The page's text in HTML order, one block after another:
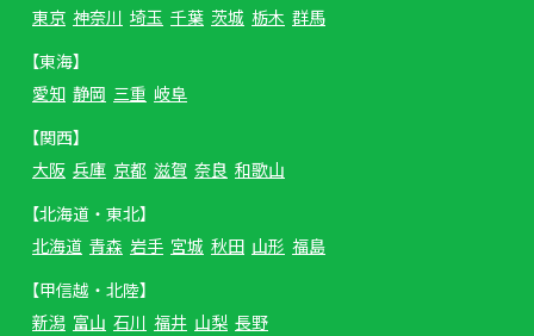
東京 神奈川 埼玉 千葉 茨城 栃木 群馬
【東海】
愛知 静岡 三重 岐阜
【関西】
大阪 兵庫 京都 滋賀 奈良 和歌山
【北海道・東北】
北海道 青森 岩手 宮城 秋田 山形 福島
【甲信越・北陸】
新潟 富山 石川 福井 山梨 長野